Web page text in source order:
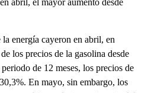
abril, el mayor aumento desde
energía cayeron en abril, en
los precios de la gasolina desde
de 12 meses, los precios de
En mayo, sin embargo, los